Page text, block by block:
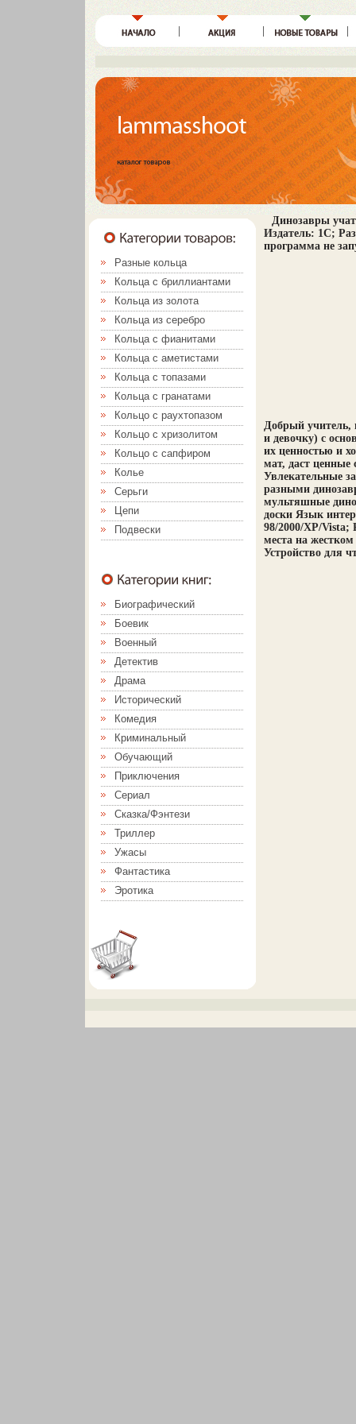
Разные кольца
Кольца с бриллиантами
Кольца из золота
Кольца из серебро
Кольца с фианитами
Кольца с аметистами
Кольца с топазами
Кольца с гранатами
Кольцо с раухтопазом
Кольцо с хризолитом
Кольцо с сапфиром
Колье
Серьги
Цепи
Подвески
Биографический
Боевик
Военный
Детектив
Драма
Исторический
Комедия
Криминальный
Обучающий
Приключения
Сериал
Сказка/Фэнтези
Триллер
Ужасы
Фантастика
Эротика
Динозавры
Издатель: 1С;
программа не
Добрый учитель,
и девочку) с
их ценностью и
мат, даст ценные
Увлекательные
разными
мультяшные
доски Язык
98/2000/XP/
места на
Устройство для